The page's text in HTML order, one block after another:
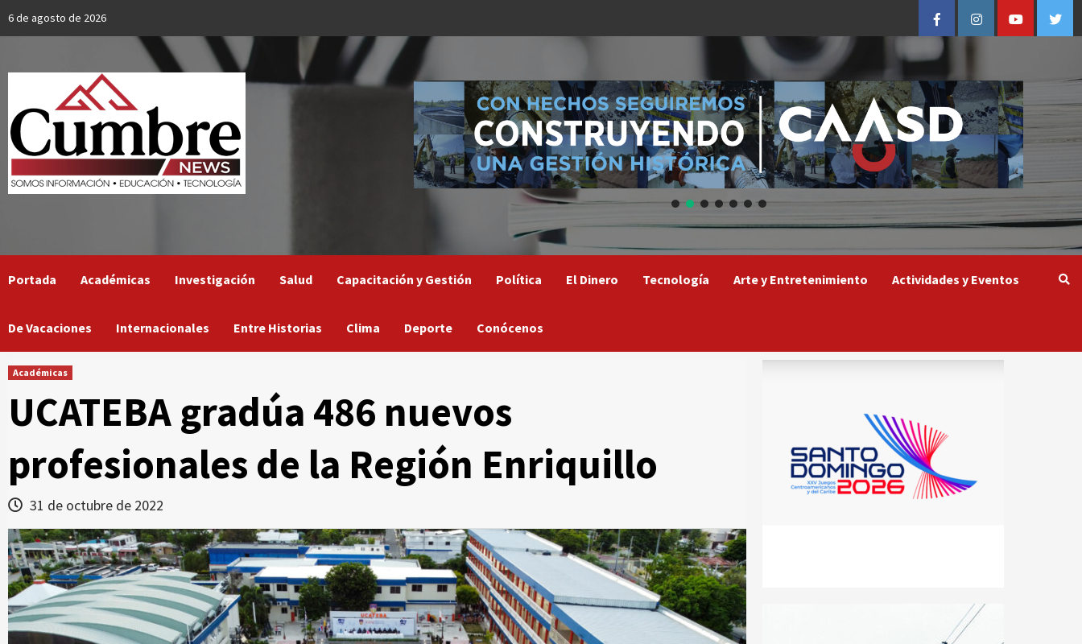
6 de agosto de 2026 FacebookInstagramYoutube
Portada Académicas Investigación Salud Capacitación y Gestión Política El Dinero Tecnología Arte y Entretenimiento Actividades y Eventos
De Vacaciones Internacionales Entre Historias Clima Deporte Conócenos
Académicas
UCATEBA gradúa 486 nuevos
profesionales de la Región Enriquillo
31 de octubre de 2022